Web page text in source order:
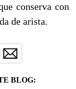
conserva con
de arista.
BLOG: